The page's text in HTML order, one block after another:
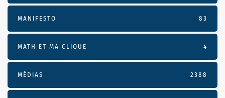
MANIFESTO 83
MATH ET MA CLIQUE 4
MÉDIAS 2388